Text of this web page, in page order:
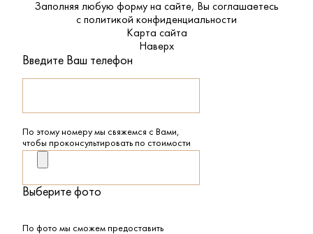
Заполняя любую форму на сайте, Вы соглашаетесь
с политикой конфиденциальности
Карта сайта
Наверх
Введите Ваш телефон
По этому номеру мы свяжемся с Вами,
чтобы проконсультировать по стоимости
Выберите фото
По фото мы сможем предоставить